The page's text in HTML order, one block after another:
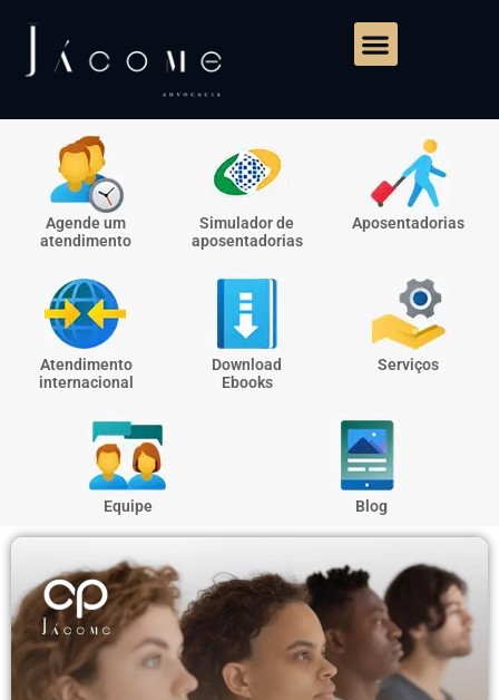
Agende um
atendimento
Simulador de
aposentadorias
Aposentadorias
Atendimento
internacional
Download
Ebooks
Serviços
Equipe Blog